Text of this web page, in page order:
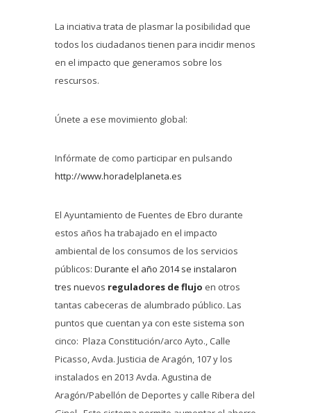
La inciativa trata de plasmar la posibilidad que
todos los ciudadanos tienen para incidir menos
en el impacto que generamos sobre los
rescursos.
Únete a ese movimiento global:
Infórmate de como participar en pulsando
http://www.horadelplaneta.es
El Ayuntamiento de Fuentes de Ebro durante
estos años ha trabajado en el impacto
ambiental de los consumos de los servicios
públicos: Durante el año 2014 se instalaron
tres nuevos reguladores de flujo en otros
tantas cabeceras de alumbrado público. Las
puntos que cuentan ya con este sistema son
cinco: Plaza Constitución/arco Ayto., Calle
Picasso, Avda. Justicia de Aragón, 107 y los
instalados en 2013 Avda. Agustina de
Aragón/Pabellón de Deportes y calle Ribera del